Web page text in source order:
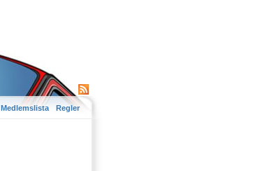
Medlemslista Regler